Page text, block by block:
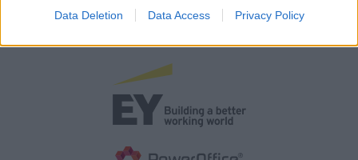
Data Deletion Data Access Privacy Policy